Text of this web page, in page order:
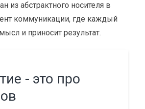
из абстрактного носителя в
коммуникации, где каждый
и приносит результат.